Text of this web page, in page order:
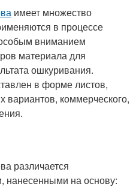
имеет множество
в процессе
вниманием
материала для
ошкуривания.
в форме листов,
вариантов, коммерческого,
различается
нанесенными на основу: